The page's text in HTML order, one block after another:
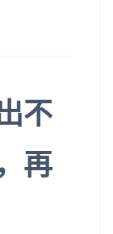
不
再